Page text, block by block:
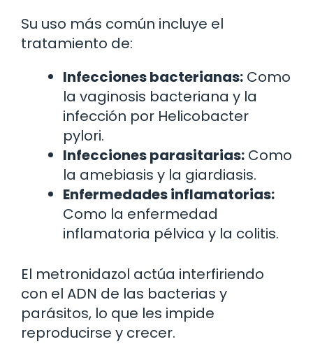
Su uso más común incluye el
tratamiento de:
Infecciones bacterianas: Como
la vaginosis bacteriana y la
infección por Helicobacter
pylori.
Infecciones parasitarias: Como
la amebiasis y la giardiasis.
Enfermedades inflamatorias:
Como la enfermedad
inflamatoria pélvica y la colitis.
El metronidazol actúa interfiriendo
con el ADN de las bacterias y
parásitos, lo que les impide
reproducirse y crecer.